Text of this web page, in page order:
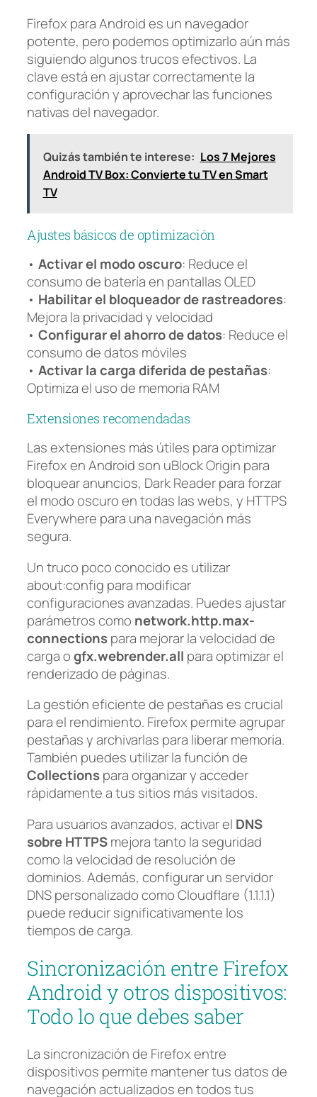
Firefox para Android es un navegador
potente, pero podemos optimizarlo aún más
siguiendo algunos trucos efectivos. La
clave está en ajustar correctamente la
configuración y aprovechar las funciones
nativas del navegador.
Quizás también te interese: Los 7 Mejores
Android TV Box: Convierte tu TV en Smart
TV
Ajustes básicos de optimización
• Activar el modo oscuro: Reduce el
consumo de batería en pantallas OLED
• Habilitar el bloqueador de rastreadores:
Mejora la privacidad y velocidad
• Configurar el ahorro de datos: Reduce el
consumo de datos móviles
• Activar la carga diferida de pestañas:
Optimiza el uso de memoria RAM
Extensiones recomendadas
Las extensiones más útiles para optimizar
Firefox en Android son uBlock Origin para
bloquear anuncios, Dark Reader para forzar
el modo oscuro en todas las webs, y HTTPS
Everywhere para una navegación más
segura.
Un truco poco conocido es utilizar
about:config para modificar
configuraciones avanzadas. Puedes ajustar
parámetros como network.http.max-
connectionspara mejorar la velocidad de
carga ogfx.webrender.all para optimizar el
renderizado de páginas.
La gestión eficiente de pestañas es crucial
para el rendimiento. Firefox permite agrupar
pestañas y archivarlas para liberar memoria.
También puedes utilizar la función de
Collectionspara organizar y acceder
rápidamente a tus sitios más visitados.
Para usuarios avanzados, activar el DNS
sobre HTTPSmejora tanto la seguridad
como la velocidad de resolución de
dominios. Además, configurar un servidor
DNS personalizado como Cloudflare (1.1.1.1)
puede reducir significativamente los
tiempos de carga.
Sincronización entre Firefox
Android y otros dispositivos:
Todo lo que debes saber
La sincronización de Firefox entre
dispositivos permite mantener tus datos de
navegación actualizados en todos tus